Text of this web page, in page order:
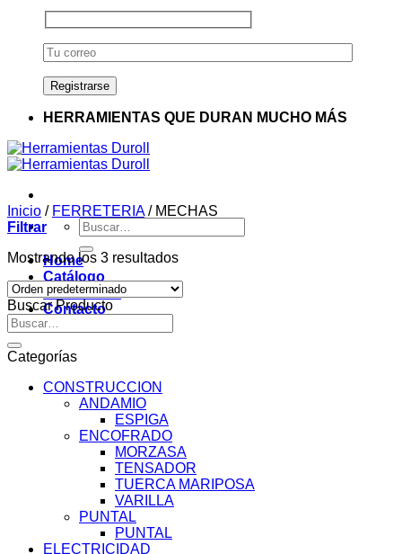
HERRAMIENTAS QUE DURAN MUCHO MÁS
Buscar
por:
Home
Catálogo
Novedades
Contacto
Inicio / FERRETERIA /MECHAS
Filtrar
Mostrando los 3 resultados
Buscar Producto
Buscar
por:
Categorías
CONSTRUCCION
ANDAMIO
ESPIGA
ENCOFRADO
MORZASA
TENSADOR
TUERCA MARIPOSA
VARILLA
PUNTAL
PUNTAL
ELECTRICIDAD